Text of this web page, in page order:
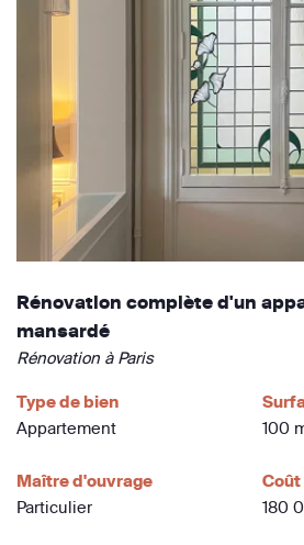
Rénovation complète d'un
mansardé
Rénovation à Paris
Type de bien
Appartement
100
Maître d'ouvrage
Particulier
180